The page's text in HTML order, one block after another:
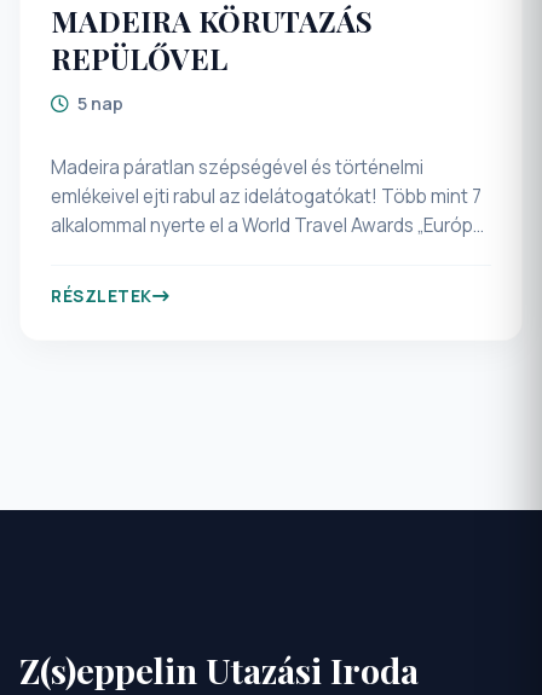
MADEIRA KÖRUTAZÁS
REPÜLŐVEL
5 nap
Madeira páratlan szépségével és történelmi
emlékeivel ejti rabul az idelátogatókat! Több mint 7
alkalommal nyerte el a World Travel Awards „Európa
színpompás kertjeit, botanikus parkjait, tengerparti
RÉSZLETEK
Z(s)eppelin Utazási Iroda